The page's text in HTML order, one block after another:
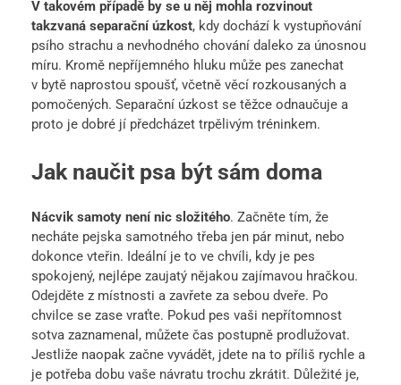
V takovém případě by se u něj mohla rozvinout
takzvaná separační úzkost, kdy dochází k vystupňování
psího strachu a nevhodného chování daleko za únosnou
míru. Kromě nepříjemného hluku může pes zanechat
v bytě naprostou spoušť, včetně věcí rozkousaných a
pomočených. Separační úzkost se těžce odnaučuje a
proto je dobré jí předcházet trpělivým tréninkem.
Jak naučit psa být sám doma
Nácvik samoty není nic složitého. Začněte tím, že
necháte pejska samotného třeba jen pár minut, nebo
dokonce vteřin. Ideální je to ve chvíli, kdy je pes
spokojený, nejlépe zaujatý nějakou zajímavou hračkou.
Odejděte z místnosti a zavřete za sebou dveře. Po
chvilce se zase vraťte. Pokud pes vaši nepřítomnost
sotva zaznamenal, můžete čas postupně prodlužovat.
Jestliže naopak začne vyvádět, jdete na to příliš rychle a
je potřeba dobu vaše návratu trochu zkrátit. Důležité je,